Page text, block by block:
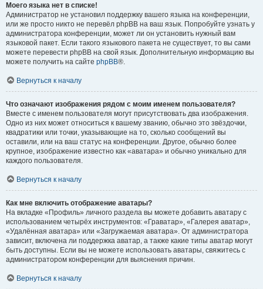
Моего языка нет в списке!
Администратор не установил поддержку вашего языка на конференции,
или же просто никто не перевёл phpBB на ваш язык. Попробуйте узнать у
администратора конференции, может ли он установить нужный вам
языковой пакет. Если такого языкового пакета не существует, то вы сами
можете перевести phpBB на свой язык. Дополнительную информацию вы
можете получить на сайте phpBB®.
Вернуться к началу
Что означают изображения рядом с моим именем пользователя?
Вместе с именем пользователя могут присутствовать два изображения.
Одно из них может относиться к вашему званию, обычно это звёздочки,
квадратики или точки, указывающие на то, сколько сообщений вы
оставили, или на ваш статус на конференции. Другое, обычно более
крупное, изображение известно как «аватара» и обычно уникально для
каждого пользователя.
Вернуться к началу
Как мне включить отображение аватары?
На вкладке «Профиль» личного раздела вы можете добавить аватару с
использованием четырёх инструментов: «Граватар», «Галерея аватар»,
«Удалённая аватара» или «Загружаемая аватара». От администратора
зависит, включена ли поддержка аватар, а также какие типы аватар могут
быть доступны. Если вы не можете использовать аватары, свяжитесь с
администратором конференции для выяснения причин.
Вернуться к началу